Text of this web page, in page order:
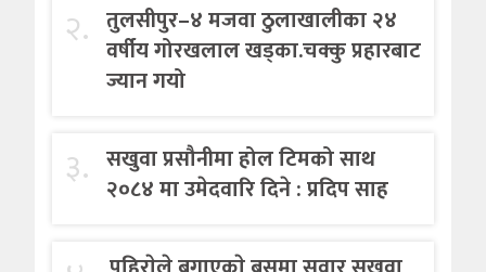
२. तुलसीपुर–४ मजवा ठुलाखालीका २४
वर्षीय गोरखलाल खड्का.चक्कु प्रहारबाट
ज्यान गयो
३. सखुवा प्रसौनीमा होल टिमको साथ
२०८४ मा उमेदवारि दिने : प्रदिप साह